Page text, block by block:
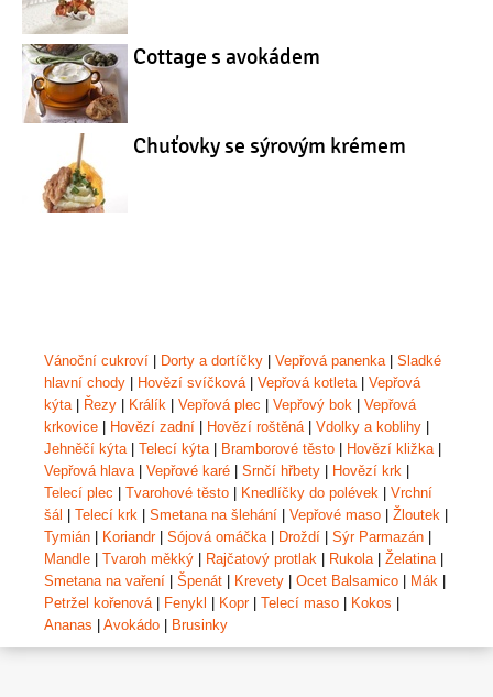
Cottage s avokádem
Chuťovky se sýrovým krémem
Vánoční cukroví Dorty a dortíčky Vepřová panenka| Sladké
hlavní chody
Hovězí svíčková| Vepřová kotleta| Vepřová
kýta| Řezy Králík Vepřová plec Vepřový bok
Vepřová
krkovice
Hovězí zadní Hovězí roštěná| Vdolky a koblihy
Jehněčí kýta| Telecí kýta| Bramborové těsto Hovězí kližka|
Vepřová hlava| Vepřové karé Srnčí hřbety Hovězí krk
Telecí plec
Tvarohové těsto Knedlíčky do polévek
Vrchní
šál
Telecí krk Smetana na šlehání Vepřové maso Žloutek
Tymián
Koriandr| Sójová omáčka| Droždí Sýr Parmazán
Mandle
Tvaroh měkký Rajčatový protlak Rukola| Želatina|
Smetana na vaření
Špenát Krevety Ocet Balsamico Mák
Petržel kořenová| Fenykl Kopr| Telecí maso Kokos
Ananas
Avokádo Brusinky